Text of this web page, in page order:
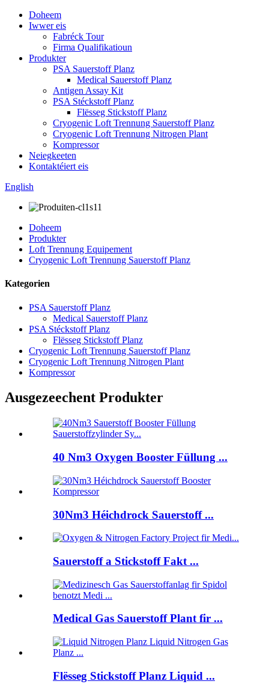
Doheem
Iwwer eis
Fabréck Tour
Firma Qualifikatioun
Produkter
PSA Sauerstoff Planz
Medical Sauerstoff Planz
Antigen Assay Kit
PSA Stéckstoff Planz
Flësseg Stickstoff Planz
Cryogenic Loft Trennung Sauerstoff Planz
Cryogenic Loft Trennung Nitrogen Plant
Kompressor
Neiegkeeten
Kontaktéiert eis
English
Doheem
Produkter
Loft Trennung Equipement
Cryogenic Loft Trennung Sauerstoff Planz
Kategorien
PSA Sauerstoff Planz
Medical Sauerstoff Planz
PSA Stéckstoff Planz
Flësseg Stickstoff Planz
Cryogenic Loft Trennung Sauerstoff Planz
Cryogenic Loft Trennung Nitrogen Plant
Kompressor
Ausgezeechent Produkter
40 Nm3 Oxygen Booster Füllung ...
30Nm3 Héichdrock Sauerstoff ...
Sauerstoff a Stickstoff Fakt ...
Medical Gas Sauerstoff Plant fir ...
Flësseg Stickstoff Planz Liquid ...